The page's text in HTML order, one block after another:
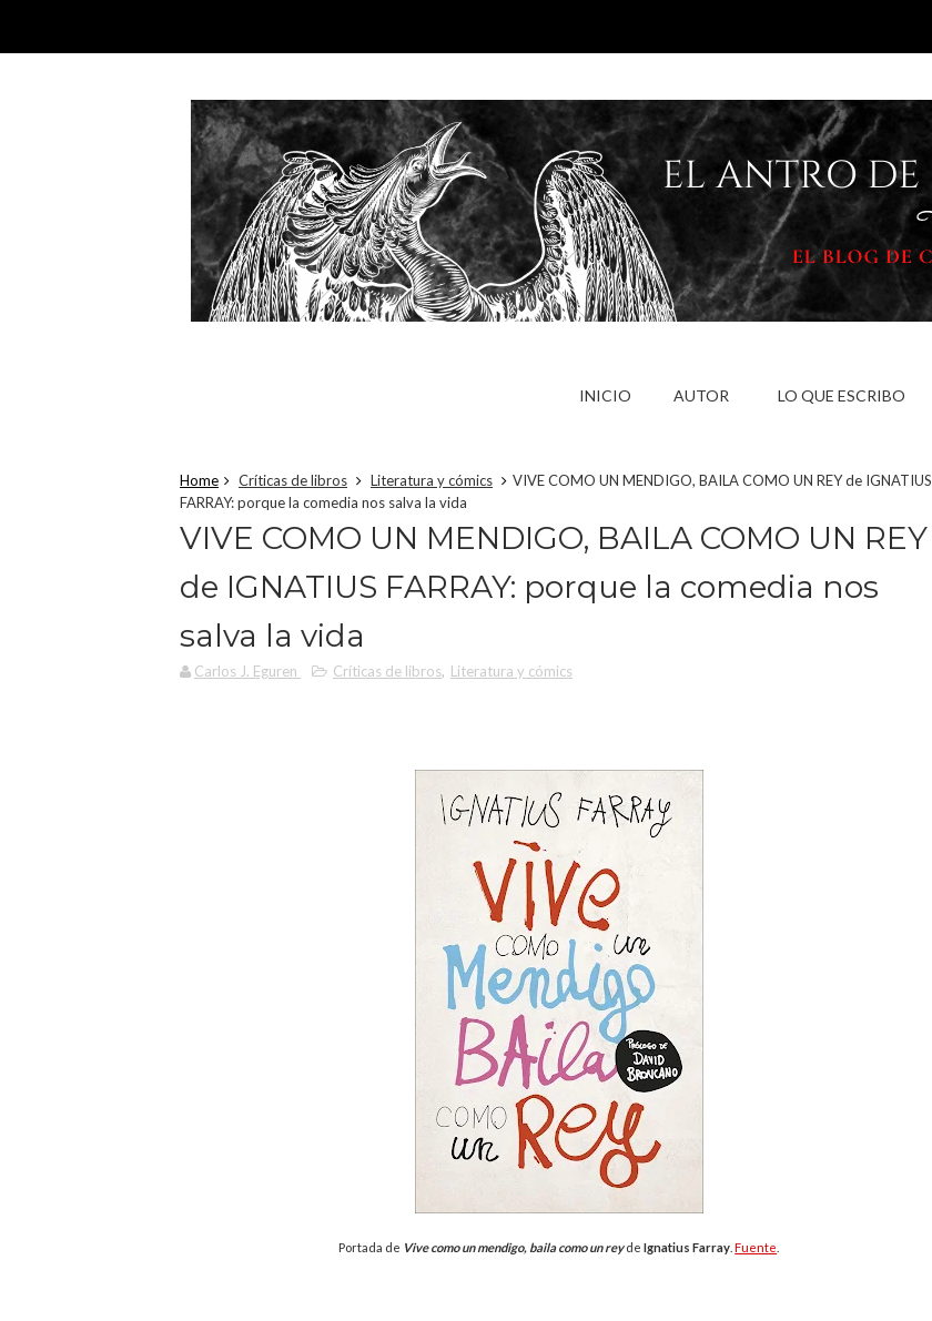
INICIO AUTOR LO QUE ESCRIBO
Home Críticas de libros Literatura y cómics
VIVE COMO UN MENDIGO, BAILA COMO UN REY de IGNATIUS
FARRAY: porque la comedia nos salva la vida
VIVE COMO UN MENDIGO, BAILA COMO UN REY
de IGNATIUS FARRAY: porque la comedia nos
salva la vida
Carlos J. Eguren Críticas de libros, Literatura y cómics
Portada de Vive como un mendigo, baila como un reydeIgnatius Farray .Fuente